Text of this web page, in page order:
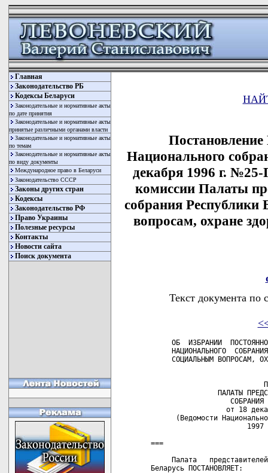
Главная
Законодательство РБ
Кодексы Беларуси
Законодательные и нормативные акты
по дате принятия
Законодательные и нормативные акты
принятые различными органами власти
Законодательные и нормативные акты
по темам
Законодательные и нормативные акты
по виду документы
Международное право в Беларуси
Законодательство СССР
Законы других стран
Кодексы
Законодательство РФ
Право Украины
Полезные ресурсы
Контакты
Новости сайта
Поиск документа
Национального
декабря 1996 г.
комиссии Палаты
собрания Республики
вопросам, охране
Текст документа по
ОБ  ИЗБРАНИИ
НАЦИОНАЛЬНОГО
СОЦИАЛЬНЫМ ВОПРОСАМ,
ПАЛАТЫ
СОБРАНИЯ
от 18
(Ведомости
1997
===
Палата
Беларусь ПОСТАНОВЛЯЕТ: